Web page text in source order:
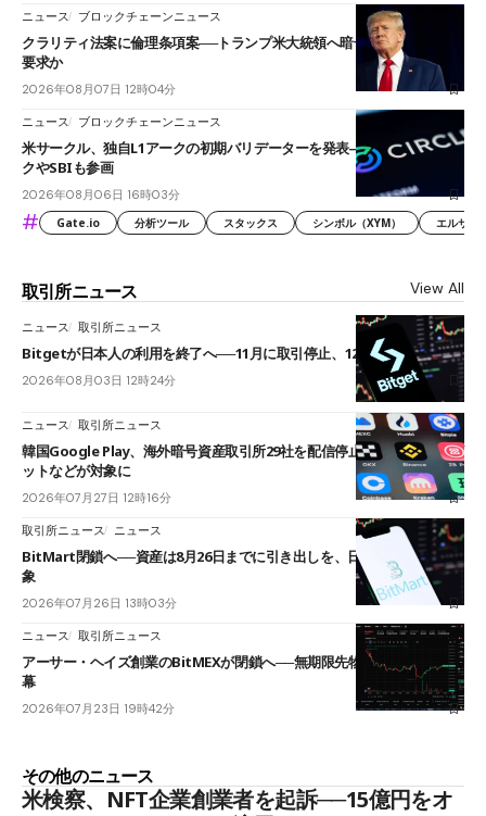
ニュース ブロックチェーンニュース
クラリティ法案に倫理条項案──トランプ米大統領へ暗号資産事業の売却
要求か
2026年08月07日 12時04分
ニュース ブロックチェーンニュース
米サークル、独自L1アークの初期バリデーターを発表――ブラックロッ
クやSBIも参画
2026年08月06日 16時03分
# Gate.io 分析ツール スタックス シンボル（XYM） エルサル
取引所ニュース View All
ニュース 取引所ニュース
Bitgetが日本人の利用を終了へ──11月に取引停止、12月末に強制決済
2026年08月03日 12時24分
ニュース 取引所ニュース
韓国Google Play、海外暗号資産取引所29社を配信停止──OKXやバイビ
ットなどが対象に
2026年07月27日 12時16分
取引所ニュース ニュース
BitMart閉鎖へ──資産は8月26日までに引き出しを、日本人利用者も対
象
2026年07月26日 13時03分
ニュース 取引所ニュース
アーサー・ヘイズ創業のBitMEXが閉鎖へ──無期限先物を生んだ11年に
幕
2026年07月23日 19時42分
その他のニュース
米検察、NFT企業創業者を起訴──15億円をオ